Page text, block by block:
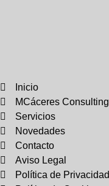
Inicio
MCáceres Consulting
Servicios
Novedades
Contacto
Aviso Legal
Política de Privacidad